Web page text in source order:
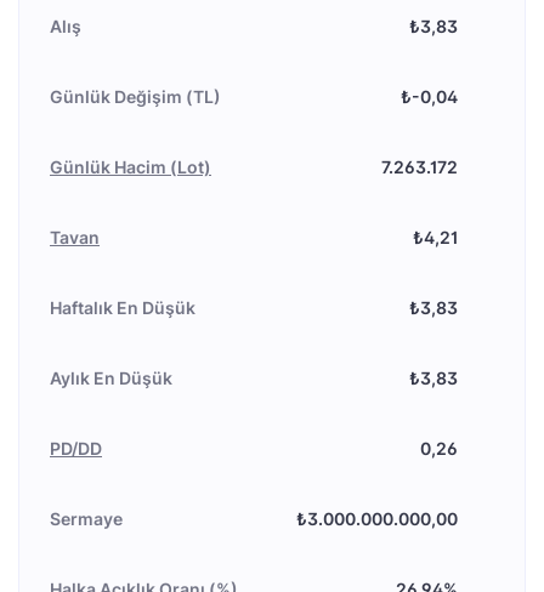
Alış ₺3,83
Günlük Değişim (TL) ₺-0,04
Günlük Hacim (Lot) 7.263.172
Tavan ₺4,21
Haftalık En Düşük ₺3,83
Aylık En Düşük ₺3,83
PD/DD 0,26
Sermaye ₺3.000.000.000,00